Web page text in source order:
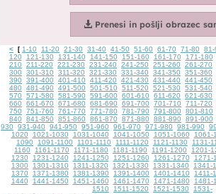
< [ 1-10 11-20 21-30 31-40 41-50 51-60 61-70 71-80
81-
120
121-130 131-140 141-150 151-160 161-170
171-180
210
211-220 221-230 231-240 241-250 251-260
261-270
300
301-310 311-320 321-330 331-340 341-350
351-360
390
391-400 401-410 411-420 421-430 431-440
441-450
480
481-490 491-500 501-510 511-520 521-530
531-540
570
571-580 581-590 591-600 601-610 611-620
621-630
660
661-670 671-680 681-690 691-700 701-710
711-720
750
751-760 761-770 771-780 781-790 791-800
801-810
840
841-850 851-860 861-870 871-880 881-890
891-900
930
931-940 941-950 951-960 961-970 971-980 981-990
1020
1021-1030 1031-1040 1041-1050 1051-1060
1061-
1090
1091-1100 1101-1110 1111-1120 1121-1130
1131-
1160
1161-1170 1171-1180 1181-1190 1191-1200
1201-
1230
1231-1240 1241-1250 1251-1260 1261-1270
1271-
1300
1301-1310 1311-1320 1321-1330 1331-1340
1341-
1370
1371-1380 1381-1390 1391-1400 1401-1410
1411-
1440
1441-1450 1451-1460 1461-1470 1471-1480
1481-
1510
1511-1520 1521-1530
1531-